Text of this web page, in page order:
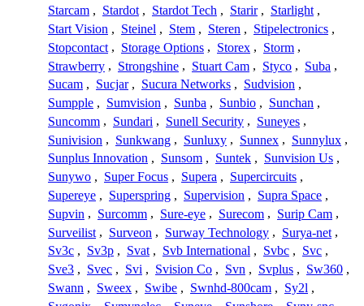
Starcam , Stardot , Stardot Tech , Starir , Starlight ,
Start Vision , Steinel , Stem , Steren , Stipelectronics ,
Stopcontact , Storage Options , Storex , Storm ,
Strawberry , Strongshine , Stuart Cam , Styco , Suba ,
Sucam , Sucjar , Sucura Networks , Sudvision ,
Sumpple , Sumvision , Sunba , Sunbio , Sunchan ,
Suncomm , Sundari , Sunell Security , Suneyes ,
Sunivision , Sunkwang , Sunluxy , Sunnex , Sunnylux ,
Sunplus Innovation , Sunsom , Suntek , Sunvision Us ,
Sunywo , Super Focus , Supera , Supercircuits ,
Supereye , Superspring , Supervision , Supra Space ,
Supvin , Surcomm , Sure-eye , Surecom , Surip Cam ,
Surveilist , Surveon , Surway Technology , Surya-net ,
Sv3c , Sv3p , Svat , Svb International , Svbc , Svc ,
Sve3 , Svec , Svi , Svision Co , Svn , Svplus , Sw360 ,
Swann , Sweex , Swibe , Swnhd-800cam , Sy2l ,